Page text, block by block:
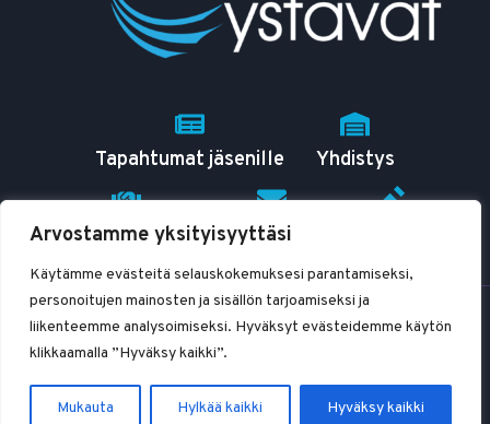
Arvostamme yksityisyyttäsi
Käytämme evästeitä selauskokemuksesi parantamiseksi,
personoitujen mainosten ja sisällön tarjoamiseksi ja
liikenteemme analysoimiseksi. Hyväksyt evästeidemme käytön
klikkaamalla ”Hyväksy kaikki”.
Mukauta Hylkää kaikki Hyväksy kaikki
Tapahtumat jäsenille Yhdistys
RSO tutuksi Yhteystiedot
© 2026 RSOn ystävät ry